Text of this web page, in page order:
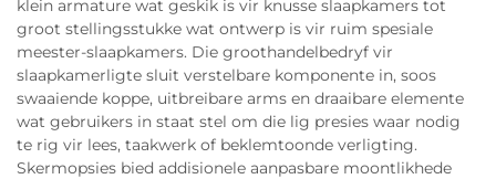
klein armature wat geskik is vir knusse slaapkamers tot
groot stellingsstukke wat ontwerp is vir ruim spesiale
meester-slaapkamers. Die groothandelbedryf vir
slaapkamerligte sluit verstelbare komponente in, soos
swaaiende koppe, uitbreibare arms en draaibare elemente
wat gebruikers in staat stel om die lig presies waar nodig
te rig vir lees, taakwerk of beklemtoonde verligting.
Skermopsies bied addisionele aanpasbare moontlikhede